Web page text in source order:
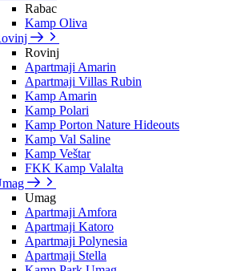
Rabac
Kamp Oliva
Rovinj
Apartmaji Amarin
Apartmaji Villas Rubin
Kamp Amarin
Kamp Polari
Kamp Porton Nature Hideouts
Kamp Val Saline
Kamp Veštar
FKK Kamp Valalta
Umag
Apartmaji Amfora
Apartmaji Katoro
Apartmaji Polynesia
Apartmaji Stella